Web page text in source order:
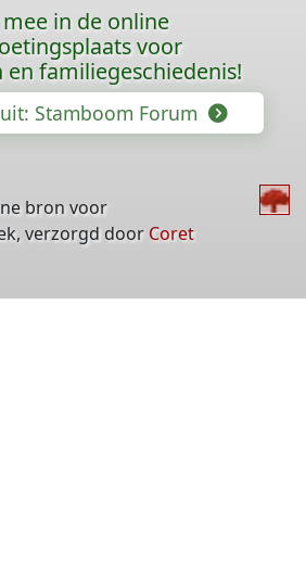
mee in de online
voor
en familiegeschiedenis!
Stamboom Forum
bron voor
verzorgd door Coret